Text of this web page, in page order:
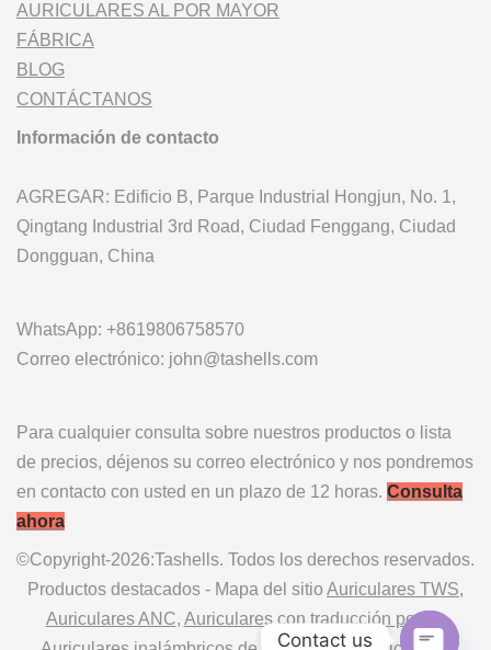
AURICULARES AL POR MAYOR
FÁBRICA
BLOG
CONTÁCTANOS
Información de contacto
AGREGAR: Edificio B, Parque Industrial Hongjun, No. 1,
Qingtang Industrial 3rd Road, Ciudad Fenggang, Ciudad
Dongguan, China
WhatsApp: +8619806758570
Correo electrónico: john@tashells.com
Para cualquier consulta sobre nuestros productos o lista
de precios, déjenos su correo electrónico y nos pondremos
en contacto con usted en un plazo de 12 horas. Consulta
ahora
©Copyright-2026:Tashells. Todos los derechos reservados.
Productos destacados - Mapa del sitioAuriculares TWS,
Auriculares ANC, Auriculares con traducción por IA,
Contact us